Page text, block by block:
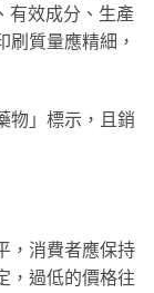
有效成分、生產
刷質量應精細，
物」標示，且銷
，消費者應保持
，過低的價格往